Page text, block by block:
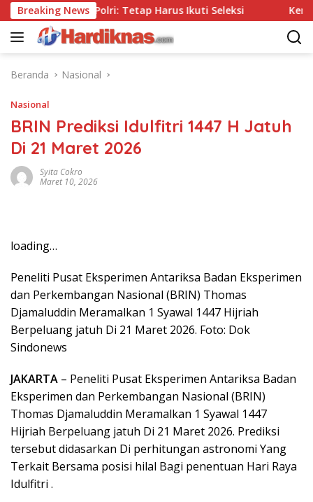
Langsung
ke
konten
Breaking News
Tes, Polri: Tetap Harus Ikuti Seleksi
Beranda Nasional
Nasional
BRIN Prediksi Idulfitri 1447 H Jatuh
Di 21 Maret 2026
Syita Cokro
Maret 10, 2026
loading…
Peneliti Pusat Eksperimen Antariksa Badan Eksperimen
dan Perkembangan Nasional (BRIN) Thomas
Djamaluddin Meramalkan 1 Syawal 1447 Hijriah
Berpeluang jatuh Di 21 Maret 2026. Foto: Dok
Sindonews
JAKARTA – Peneliti Pusat Eksperimen Antariksa Badan
Eksperimen dan Perkembangan Nasional (BRIN)
Thomas Djamaluddin Meramalkan 1 Syawal 1447
Hijriah Berpeluang jatuh Di 21 Maret 2026. Prediksi
tersebut didasarkan Di perhitungan astronomi Yang
Terkait Bersama posisi hilal Bagi penentuan Hari Raya
Idulfitri .